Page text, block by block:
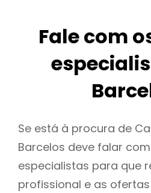
Fale com
Se está à procura de
Barcelos deve falar
especialistas para que
profissional e as